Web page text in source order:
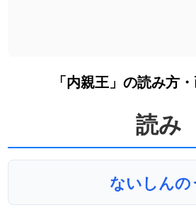
「内親王」の読み方
読み
ないしんの